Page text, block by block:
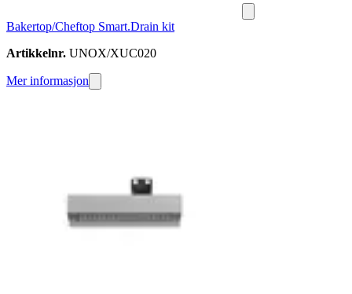
Bakertop/Cheftop Smart.Drain kit
Artikkelnr. UNOX/XUC020
Mer informasjon